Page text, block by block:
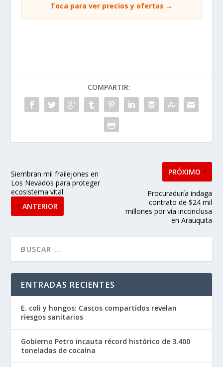
Toca para ver precios y ofertas →
COMPARTIR:
Siembran mil frailejones en
Los Nevados para proteger
ecosistema vital
ANTERIOR
PRÓXIMO
Procuraduría indaga
contrato de $24 mil
millones por vía inconclusa
en Arauquita
ENTRADAS RECIENTES
E. coli y hongos: Cascos compartidos revelan
riesgos sanitarios
Gobierno Petro incauta récord histórico de 3.400
toneladas de cocaína